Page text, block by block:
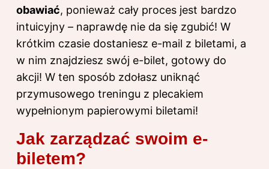
obawiać, ponieważ cały proces jest bardzo
intuicyjny – naprawdę nie da się zgubić! W
krótkim czasie dostaniesz e-mail z biletami, a
w nim znajdziesz swój e-bilet, gotowy do
akcji! W ten sposób zdołasz uniknąć
przymusowego treningu z plecakiem
wypełnionym papierowymi biletami!
Jak zarządzać swoim e-
biletem?